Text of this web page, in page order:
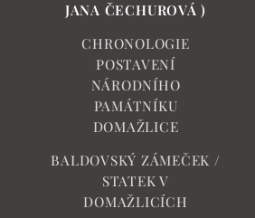
JANA ČECHUROVÁ )
CHRONOLOGIE
POSTAVENÍ
NÁRODNÍHO
PAMÁTNÍKU
DOMAŽLICE
BALDOVSKÝ ZÁMEČEK /
STATEK V
DOMAŽLICÍCH